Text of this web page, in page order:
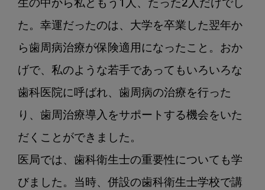
生の中から私ともう1人、たった2人だけでし
た。幸運だったのは、大学を卒業した翌年か
ら歯周病治療が保険適用になったこと。おか
げで、私のような若手であってもいろいろな
歯科医院に呼ばれ、歯周病の治療を行った
り、歯周治療導入をサポートする機会をいた
だくことができました。
医局では、歯科衛生士の重要性についても学
びました。当時、併設の歯科衛生士学校で講